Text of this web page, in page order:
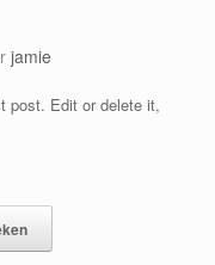
jamie
post. Edit or delete it,